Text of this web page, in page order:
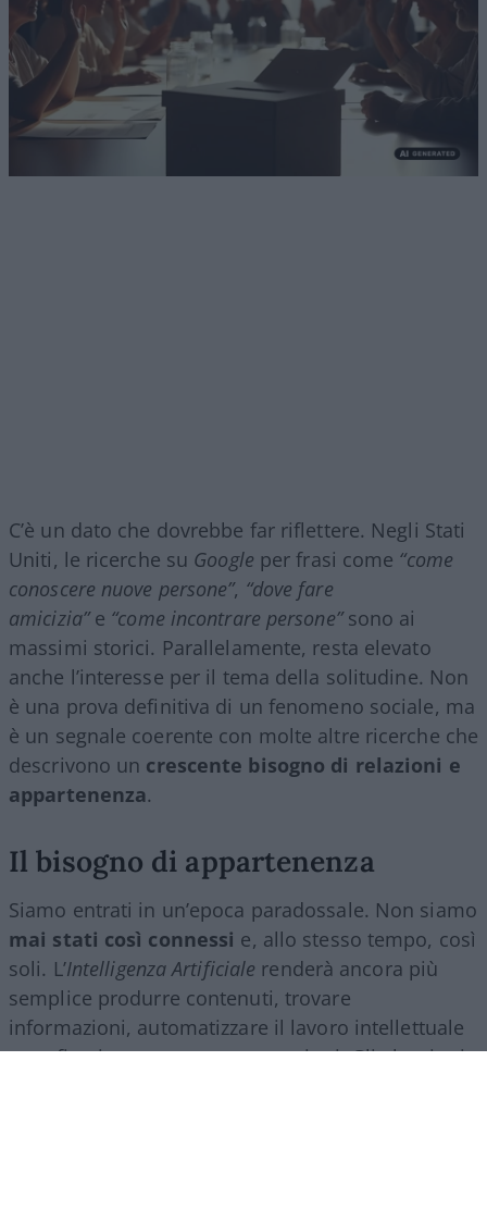
C’è un dato che dovrebbe far riflettere. Negli Stati
Uniti, le ricerche su Google per frasi come “come
conoscere nuove persone”, “dove fare
amicizia”e “come incontrare persone”sono ai
massimi storici. Parallelamente, resta elevato
anche l’interesse per il tema della solitudine. Non
è una prova definitiva di un fenomeno sociale, ma
è un segnale coerente con molte altre ricerche che
descrivono un crescente bisogno di relazioni e
appartenenza.
Il bisogno di appartenenza
Siamo entrati in un’epoca paradossale. Non siamo
mai stati così connessi e, allo stesso tempo, così
soli. L’Intelligenza Artificiale renderà ancora più
semplice produrre contenuti, trovare
informazioni, automatizzare il lavoro intellettuale
e perfino intrattenere conversazioni. Gli algoritmi